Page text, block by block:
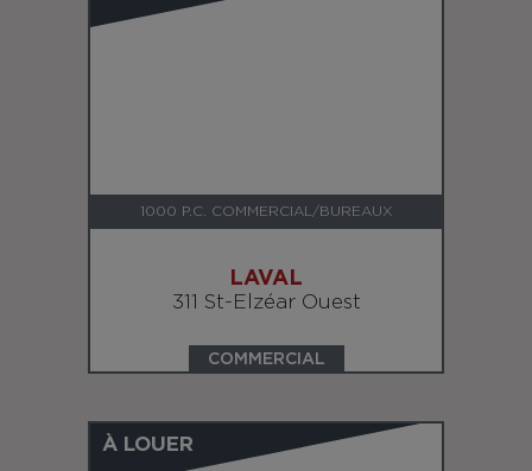
1000 P.C. COMMERCIAL/BUREAUX
LAVAL
311 St-Elzéar Ouest
COMMERCIAL
À LOUER